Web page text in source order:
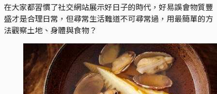
在大家都習慣了社交網站展示好日子的時代，好易誤會物質豐
盛才是合理日常，但尋常生活難道不可尋常過，用最簡單的方
法觀察土地、身體與食物？